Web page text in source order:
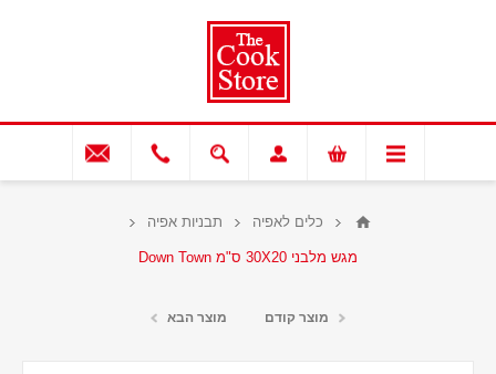
כלים לאפיה תבניות אפיה
מגש מלבני 30X20 ס"מ Down Town
מוצר קודם מוצר הבא